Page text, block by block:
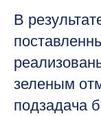
В
зеленым
подзадача